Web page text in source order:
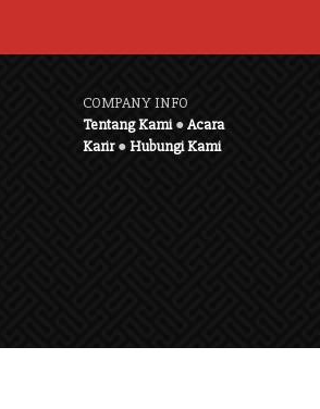
COMPANY INFO
Tentang Kami●Acara
Karir●Hubungi Kami